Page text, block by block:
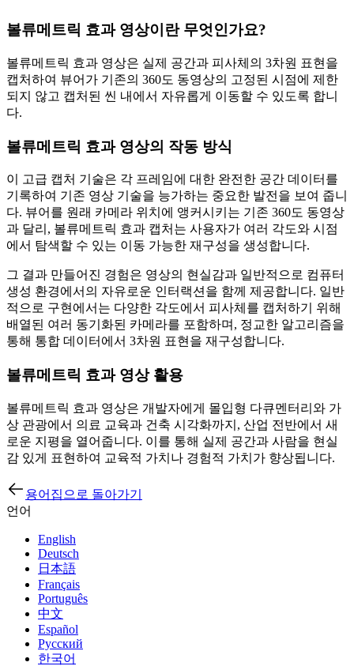
볼류메트릭 효과 영상이란 무엇인가요?
볼류메트릭 효과 영상은 실제 공간과 피사체의 3차원 표현을
캡처하여 뷰어가 기존의 360도 동영상의 고정된 시점에 제한
되지 않고 캡처된 씬 내에서 자유롭게 이동할 수 있도록 합니
다.
볼류메트릭 효과 영상의 작동 방식
이 고급 캡처 기술은 각 프레임에 대한 완전한 공간 데이터를
기록하여 기존 영상 기술을 능가하는 중요한 발전을 보여 줍니
다. 뷰어를 원래 카메라 위치에 앵커시키는 기존 360도 동영상
과 달리, 볼류메트릭 효과 캡처는 사용자가 여러 각도와 시점
에서 탐색할 수 있는 이동 가능한 재구성을 생성합니다.
그 결과 만들어진 경험은 영상의 현실감과 일반적으로 컴퓨터
생성 환경에서의 자유로운 인터랙션을 함께 제공합니다. 일반
적으로 구현에서는 다양한 각도에서 피사체를 캡처하기 위해
배열된 여러 동기화된 카메라를 포함하며, 정교한 알고리즘을
통해 통합 데이터에서 3차원 표현을 재구성합니다.
볼류메트릭 효과 영상 활용
볼류메트릭 효과 영상은 개발자에게 몰입형 다큐멘터리와 가
상 관광에서 의료 교육과 건축 시각화까지, 산업 전반에서 새
로운 지평을 열어줍니다. 이를 통해 실제 공간과 사람을 현실
감 있게 표현하여 교육적 가치나 경험적 가치가 향상됩니다.
용어집으로 돌아가기
언어
English
Deutsch
日本語
Français
Português
中文
Español
Русский
한국어